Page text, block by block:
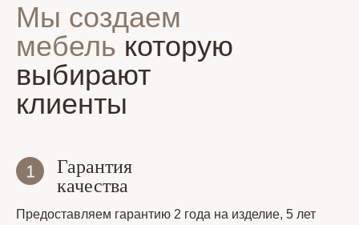
Мы создаем
мебель которую
выбирают
клиенты
Гарантия
качества
Предоставляем гарантию 2 года на изделие, 5 лет